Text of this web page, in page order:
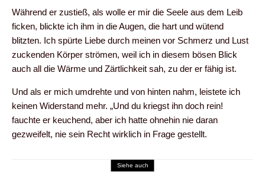
Während er zustieß, als wolle er mir die Seele aus dem Leib
ficken, blickte ich ihm in die Augen, die hart und wütend
blitzten. Ich spürte Liebe durch meinen vor Schmerz und Lust
zuckenden Körper strömen, weil ich in diesem bösen Blick
auch all die Wärme und Zärtlichkeit sah, zu der er fähig ist.
Und als er mich umdrehte und von hinten nahm, leistete ich
keinen Widerstand mehr. „Und du kriegst ihn doch rein!
fauchte er keuchend, aber ich hatte ohnehin nie daran
gezweifelt, nie sein Recht wirklich in Frage gestellt.
Siehe auch